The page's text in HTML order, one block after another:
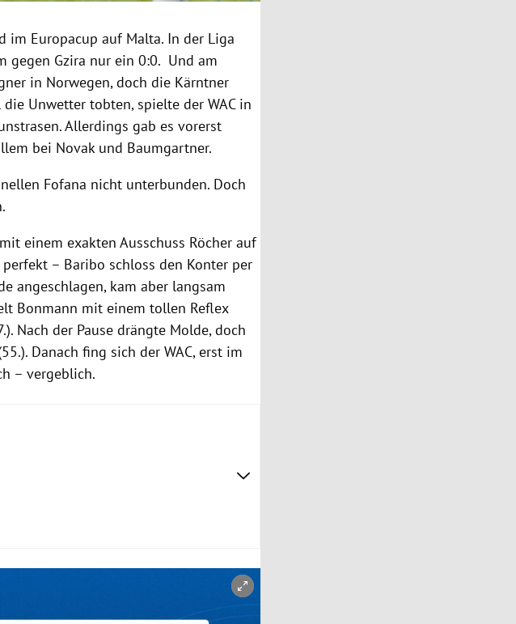
im Europacup auf Malta. In der Liga
gegen Gzira nur ein 0:0. Und am
in Norwegen, doch die Kärntner
Unwetter tobten, spielte der WAC in
Allerdings gab es vorerst
bei Novak und Baumgartner.
Fofana nicht unterbunden. Doch
einem exakten Ausschuss Röcher auf
– Baribo schloss den Konter per
angeschlagen, kam aber langsam
Bonmann mit einem tollen Reflex
Nach der Pause drängte Molde, doch
Danach fing sich der WAC, erst im
– vergeblich.